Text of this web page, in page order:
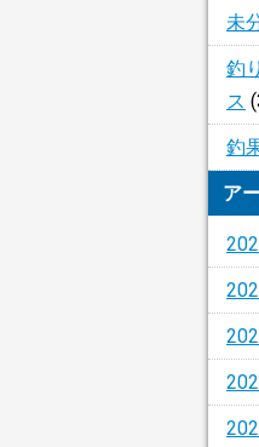
未
釣
ス
釣
ア